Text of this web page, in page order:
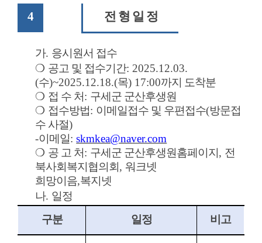
4 전 형 일 정
가. 응시원서 접수
❍ 공고 및 접수기간: 2025.12.03.
(수)~2025.12.18.(목) 17:00까지 도착분
❍ 접 수 처: 구세군 군산후생원
❍ 접수방법: 이메일접수 및 우편접수(방문접
수 사절)
-이메일:skmkea@naver.com
❍ 공 고 처: 구세군 군산후생원홈페이지 , 전
북사회복지협의회 , 워크넷
희망이음,복지넷
나. 일정
구분
일정 비고